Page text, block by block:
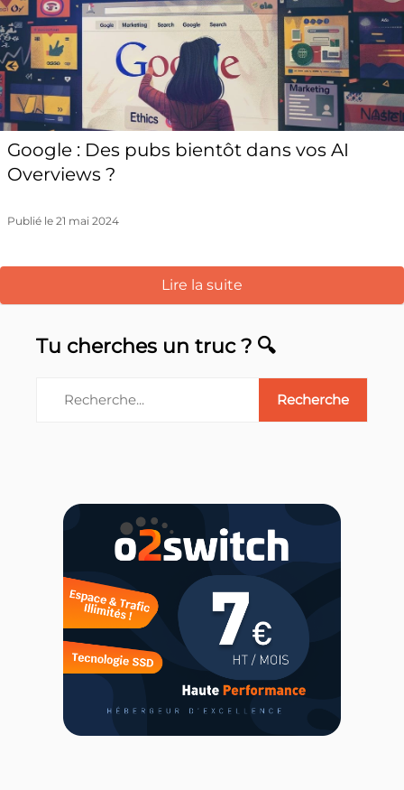
Google : Des pubs bientôt dans vos AI
Overviews ?
Publié le 21 mai 2024
Lire la suite
Tu cherches un truc ? 🔍